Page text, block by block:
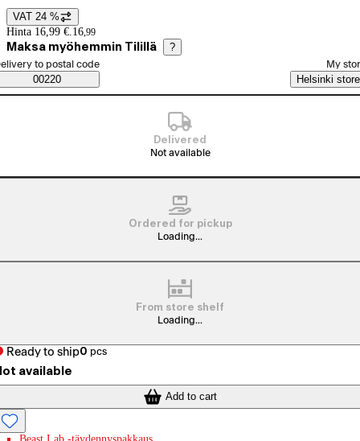
Price details
VAT 24 %
Hinta 16,99 €. 16,99
Maksa myöhemmin Tilillä ?
Saatavuustiedot
order method
to postal code
00220
My
Helsinki store
Delivered
Not available
Ordered for pickup
Loading...
From store shelf
Loading...
Ready to ship0 pcs
available
Add to cart